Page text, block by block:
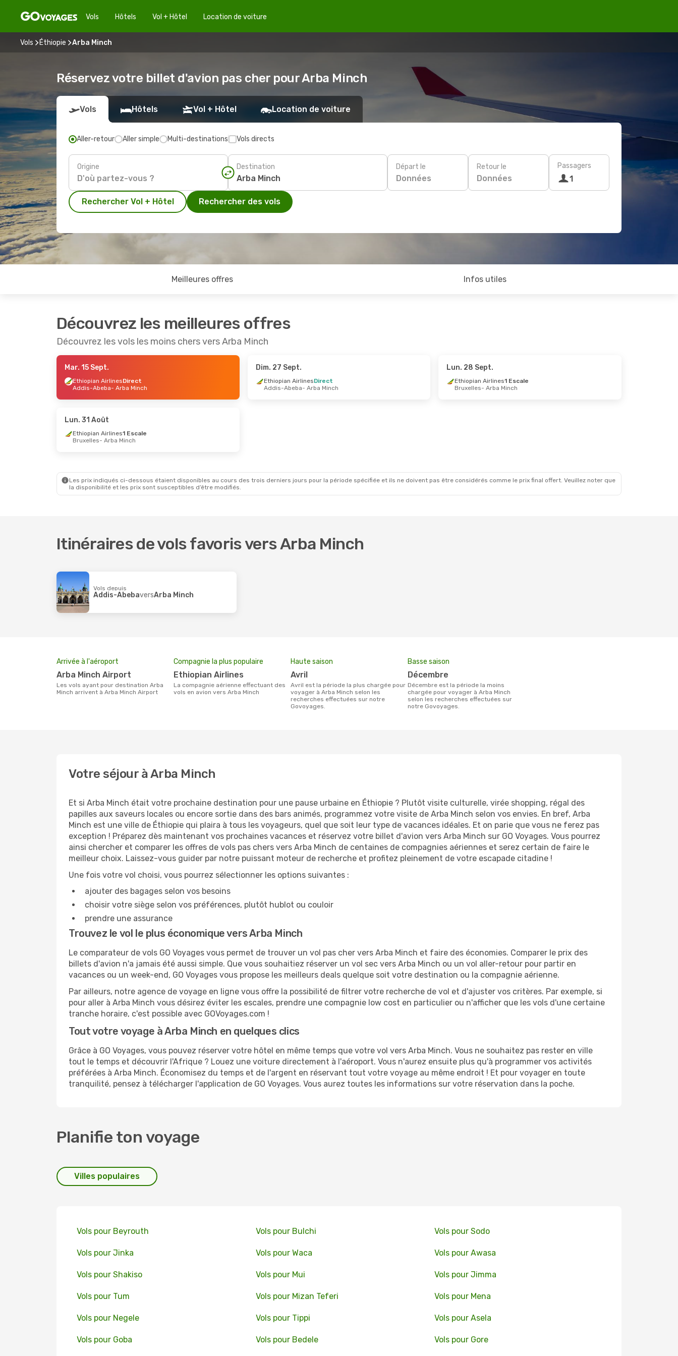
Vols Hôtels Vol + Hôtel Location de voiture
Vols Éthiopie Arba Minch
Réservez votre billet d'avion pas cher pour Arba Minch
Vols Hôtels Vol + Hôtel Location de voiture
Aller-retour Aller simple Multi-destinations Vols directs
Origine Destination Départ le
Données
Retour le
Données
Passagers
1
Rechercher Vol + Hôtel Rechercher des vols
Meilleures offres Infos utiles
Découvrez les meilleures offres
Découvrez les vols les moins chers vers Arba Minch
Mar. 15 Sept.
Ethiopian AirlinesDirect
Addis-Abeba- Arba Minch
Dim. 27 Sept.
Ethiopian AirlinesDirect
Addis-Abeba- Arba Minch
Lun. 28 Sept.
Ethiopian Airlines1 Escale
Bruxelles- Arba Minch
Lun. 31 Août
Ethiopian Airlines1 Escale
Bruxelles- Arba Minch
Les prix indiqués ci-dessous étaient disponibles au cours des trois derniers jours pour la période spécifiée et ils ne doivent pas être considérés comme le prix final offert. Veuillez noter que
la disponibilité et les prix sont susceptibles d’être modifiés.
Itinéraires de vols favoris vers Arba Minch
Vols depuis
Addis-AbebaversArba Minch
Arrivée à l'aéroport
Arba Minch Airport
Les vols ayant pour destination Arba
Minch arrivent à Arba Minch Airport
Compagnie la plus populaire
Ethiopian Airlines
La compagnie aérienne effectuant des
vols en avion vers Arba Minch
Haute saison
avril
avril est la période la plus chargée pour
voyager à Arba Minch selon les
recherches effectuées sur notre
Govoyages.
Basse saison
décembre
décembre est la période la moins
chargée pour voyager à Arba Minch
selon les recherches effectuées sur
notre Govoyages.
Votre séjour à Arba Minch
Et si Arba Minch était votre prochaine destination pour une pause urbaine en Éthiopie ? Plutôt visite culturelle, virée shopping, régal des
papilles aux saveurs locales ou encore sortie dans des bars animés, programmez votre visite de Arba Minch selon vos envies. En bref, Arba
Minch est une ville de Éthiopie qui plaira à tous les voyageurs, quel que soit leur type de vacances idéales. Et on parie que vous ne ferez pas
exception ! Préparez dès maintenant vos prochaines vacances et réservez votre billet d'avion vers Arba Minch sur GO Voyages. Vous pourrez
ainsi chercher et comparer les offres de vols pas chers vers Arba Minch de centaines de compagnies aériennes et serez certain de faire le
meilleur choix. Laissez-vous guider par notre puissant moteur de recherche et profitez pleinement de votre escapade citadine !
Une fois votre vol choisi, vous pourrez sélectionner les options suivantes :
ajouter des bagages selon vos besoins
choisir votre siège selon vos préférences, plutôt hublot ou couloir
prendre une assurance
Trouvez le vol le plus économique vers Arba Minch
Le comparateur de vols GO Voyages vous permet de trouver un vol pas cher vers Arba Minch et faire des économies. Comparer le prix des
billets d'avion n'a jamais été aussi simple. Que vous souhaitiez réserver un vol sec vers Arba Minch ou un vol aller-retour pour partir en
vacances ou un week-end, GO Voyages vous propose les meilleurs deals quelque soit votre destination ou la compagnie aérienne.
Par ailleurs, notre agence de voyage en ligne vous offre la possibilité de filtrer votre recherche de vol et d'ajuster vos critères. Par exemple, si
pour aller à Arba Minch vous désirez éviter les escales, prendre une compagnie low cost en particulier ou n'afficher que les vols d'une certaine
tranche horaire, c'est possible avec GOVoyages.com !
Tout votre voyage à Arba Minch en quelques clics
Grâce à GO Voyages, vous pouvez réserver votre hôtel en même temps que votre vol vers Arba Minch. Vous ne souhaitez pas rester en ville
tout le temps et découvrir l'Afrique ? Louez une voiture directement à l'aéroport. Vous n'aurez ensuite plus qu'à programmer vos activités
préférées à Arba Minch. Économisez du temps et de l'argent en réservant tout votre voyage au même endroit ! Et pour voyager en toute
tranquilité, pensez à télécharger l'application de GO Voyages. Vous aurez toutes les informations sur votre réservation dans la poche.
Planifie ton voyage
Villes populaires
Vols pour Beyrouth Vols pour Bulchi Vols pour Sodo
Vols pour Jinka Vols pour Waca Vols pour Awasa
Vols pour Shakiso Vols pour Mui Vols pour Jimma
Vols pour Tum Vols pour Mizan Teferi Vols pour Mena
Vols pour Negele Vols pour Tippi Vols pour Asela
Vols pour Goba Vols pour Bedele Vols pour Gore